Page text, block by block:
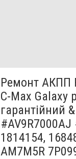
Ремонт АКПП
C-Max Galaxy
гарантійний
#AV9R7000AJ
1814154,
AM7M5R